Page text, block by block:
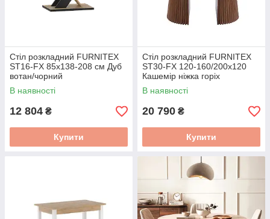
Стіл розкладний FURNITEX
ST16-FX 85x138-208 см Дуб
вотан/чорний
В наявності
12 804 ₴
Купити
Стіл розкладний FURNITEX
ST30-FX 120-160/200x120
Кашемір ніжка горіх
В наявності
20 790 ₴
Купити